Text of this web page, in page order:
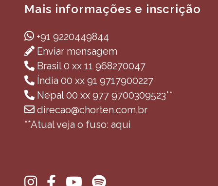
Mais informações e inscrição
+91 9220449844
Enviar mensagem
Brasil 0 xx 11 968270047
Índia 00 xx 91 9717900227
Nepal 00 xx 977 9700309523**
direcao@chorten.com.br
**Atual veja o fuso: aqui